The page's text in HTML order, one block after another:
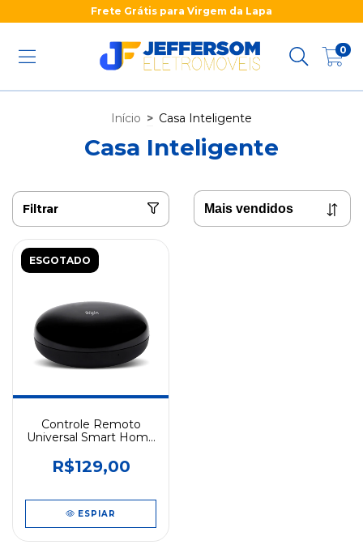
Frete Grátis para Virgem da Lapa
0
Início > Casa Inteligente
Casa Inteligente
Filtrar
ESGOTADO
Controle Remoto
Universal Smart Home
R$129,00
ESPIAR